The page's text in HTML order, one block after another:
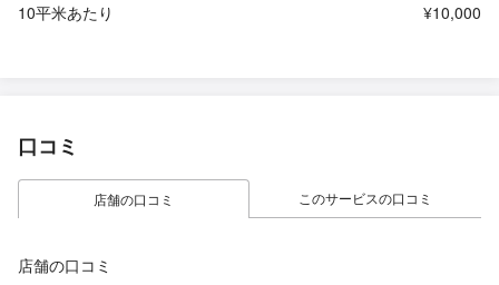
10平米あたり ¥10,000
口コミ
店舗の口コミ このサービスの口コミ
店舗の口コミ